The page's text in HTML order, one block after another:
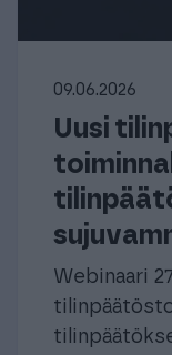
09.06.2026
Uusi
Webinaari